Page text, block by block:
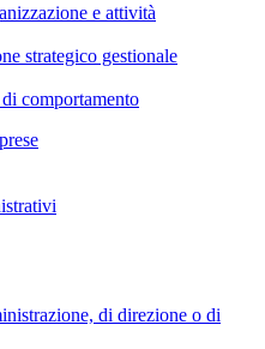
e attività
strategico gestionale
comportamento
di direzione o di